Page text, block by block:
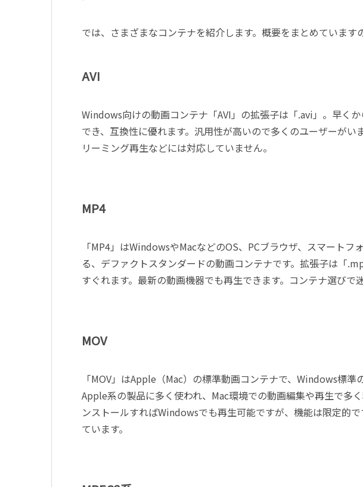
では、さまざまなコンテナを紹介します。概要をまとめています
AVI
Windows向けの動画コンテナ「AVI」の拡張子は「.avi」。早く
でき、互換性に優れます。汎用性が高いので多くのユーザーがい
リーミング再生などには対応していません。
MP4
「MP4」はWindowsやMacなどのOS、PCブラウザ、スマート
る、デファクトスタンダードの動画コンテナです。拡張子は「
すぐれます。最新の動画機器でも再生できます。コンテナ選びで
MOV
「MOV」はApple（Mac）の標準動画コンテナで、Windows標準
Apple系の製品に多く使われ、Mac環境での動画編集や再生で多
ンストールすればWindowsでも再生可能ですが、機能は限定的
ています。